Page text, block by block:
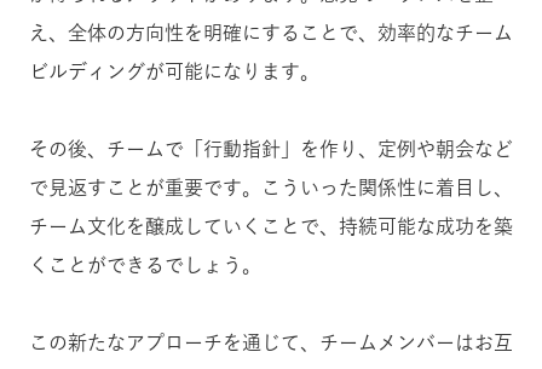
え、全体の方向性を明確にすることで、効率的なチーム
ビルディングが可能になります。
その後、チームで「行動指針」を作り、定例や朝会など
で見返すことが重要です。こういった関係性に着目し、
チーム文化を醸成していくことで、持続可能な成功を築
くことができるでしょう。
この新たなアプローチを通じて、チームメンバーはお互